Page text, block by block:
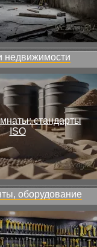
недвижимости
стандарты
ISO
оборудование